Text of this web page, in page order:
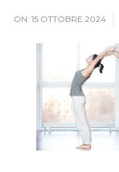
ON: 15 OTTOBRE 2024